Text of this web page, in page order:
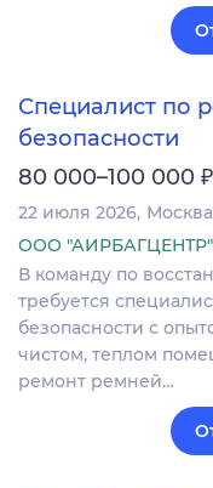
Специалист по
безопасности
80 000–100 000 ₽
22 июля 2026 Москва
ООО "АИРБАГЦЕНТР"
В команду по
требуется
безопасности с
чистом, теплом
ремонт ремней…